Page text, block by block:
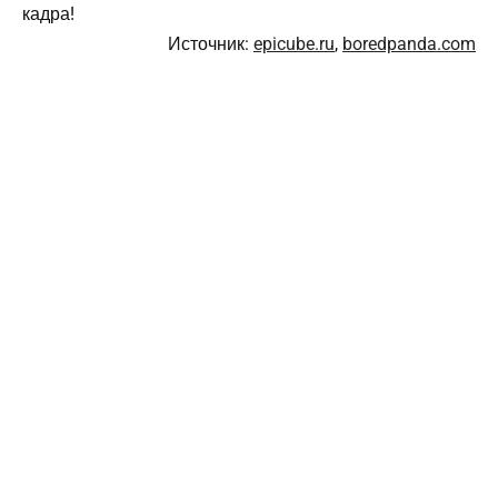
Источник: epicube.ru, boredpanda.com